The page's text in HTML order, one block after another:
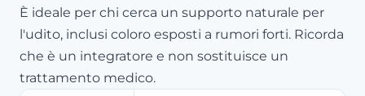
È ideale per chi cerca un supporto naturale per
l'udito, inclusi coloro esposti a rumori forti. Ricorda
che è un integratore e non sostituisce un
trattamento medico.